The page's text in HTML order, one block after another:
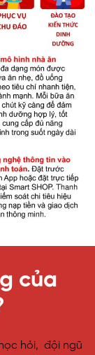
của
hỏi, đội ngũ